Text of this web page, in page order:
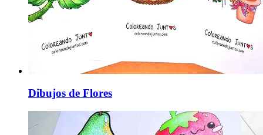
Dibujos de Flores